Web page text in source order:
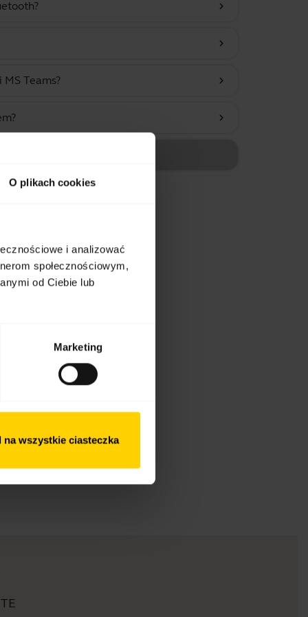
O plikach cookies
i analizować
społecznościowym,
od Ciebie lub
Marketing
na wszystkie ciasteczka
chevron_right
chevron_right
Teams? chevron_right
chevron_right
Stand)